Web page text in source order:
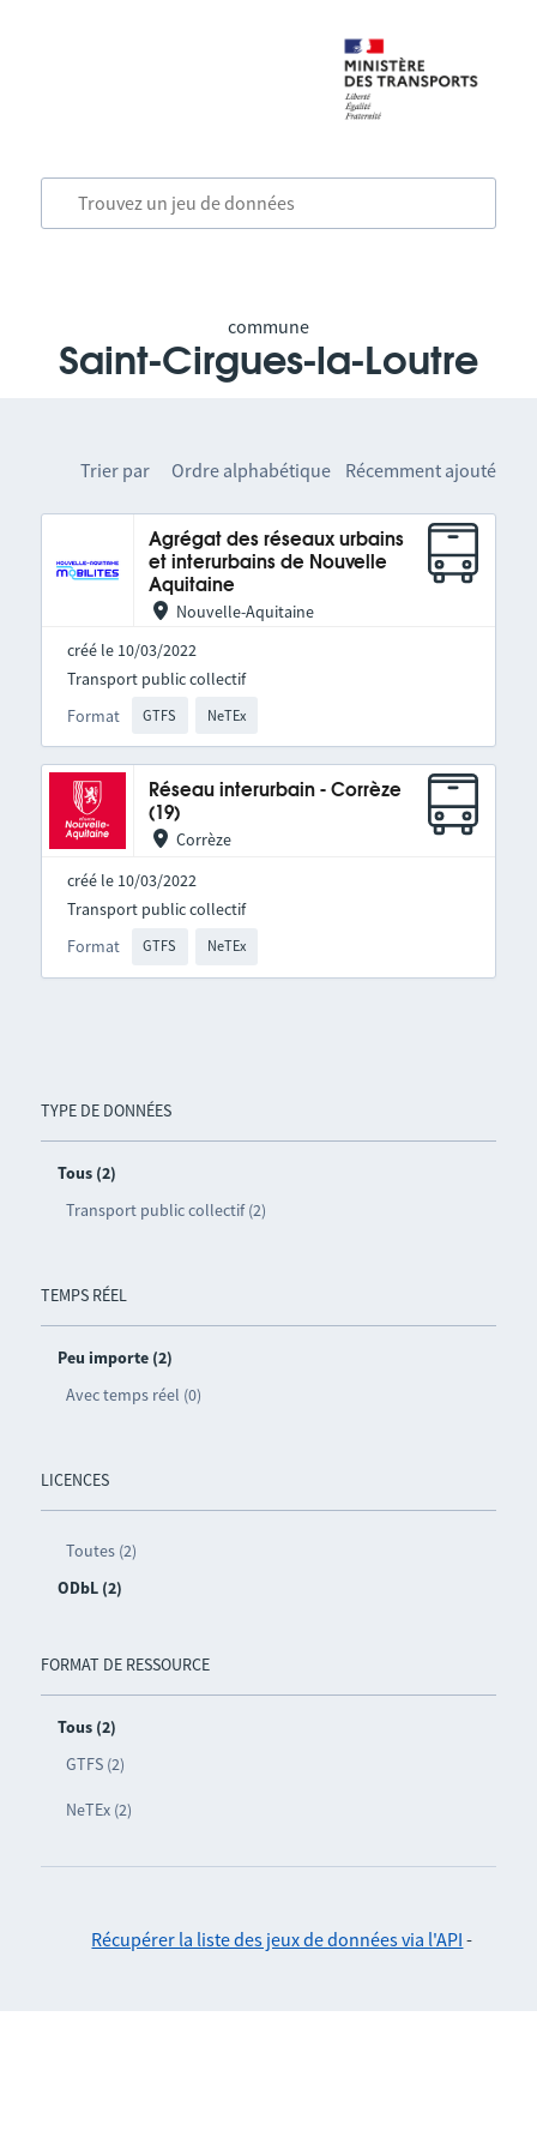
commune
Saint-Cirgues-la-Loutre
TYPE DE DONNÉES
Tous (2)
Transport public collectif (2)
TEMPS RÉEL
Peu importe (2)
Avec temps réel (0)
LICENCES
Toutes (2)
ODbL (2)
FORMAT DE RESSOURCE
Tous (2)
GTFS (2)
NeTEx (2)
Trier par Ordre alphabétique Récemment ajouté
Agrégat des réseaux urbains
et interurbains de Nouvelle
Aquitaine
Nouvelle-Aquitaine
créé le 10/03/2022
Format GTFS NeTEx
Transport public collectif
Réseau interurbain - Corrèze
(19)
Corrèze
créé le 10/03/2022
Format GTFS NeTEx
Transport public collectif
Récupérer la liste des jeux de données via l'API -